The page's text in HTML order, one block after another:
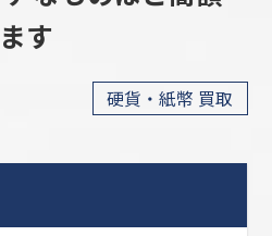
す
硬貨・紙幣 買取